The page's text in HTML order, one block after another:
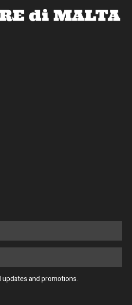
and promotions.